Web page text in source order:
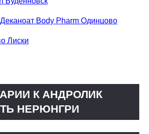
Body Pharm Одинцово
Лиски
К АНДРОЛИК
НЕРЮНГРИ